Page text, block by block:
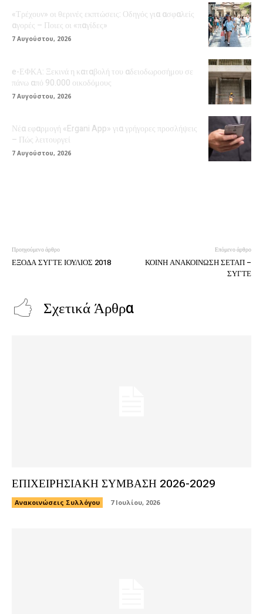
«Τρέχουν» οι θερινές εκπτώσεις: Οδηγός για ασφαλείς
αγορές – Ποιες οι «παγίδες»
7 Αυγούστου, 2026
e-ΕΦΚΑ: Ξεκινά η καταβολή του αδειοδωροσήμου σε
πάνω από 90.000 οικοδόμους
7 Αυγούστου, 2026
Νέα εφαρμογή «Ergani App» για γρήγορες προσλήψεις
– Πώς λειτουργεί
7 Αυγούστου, 2026
Προηγούμενο άρθρο
ΕΞΟΔΑ ΣΥΓΤΕ ΙΟΥΛΙΟΣ 2018
Επόμενο άρθρο
ΚΟΙΝΗ ΑΝΑΚΟΙΝΩΣΗ ΣΕΤΑΠ –
ΣΥΓΤΕ
Σχετικά Άρθρα
ΕΠΙΧΕΙΡΗΣΙΑΚΗ ΣΥΜΒΑΣΗ 2026-2029
Ανακοινώσεις Συλλόγου 7 Ιουλίου, 2026